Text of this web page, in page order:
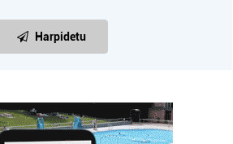
Harpidetu